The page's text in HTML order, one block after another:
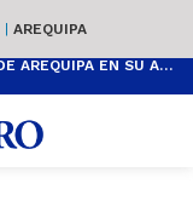
| AREQUIPA
ACTIVIDADES GRATUITAS PARA DISFRUTAR DE AREQUIPA EN SU ANIVERSARIO